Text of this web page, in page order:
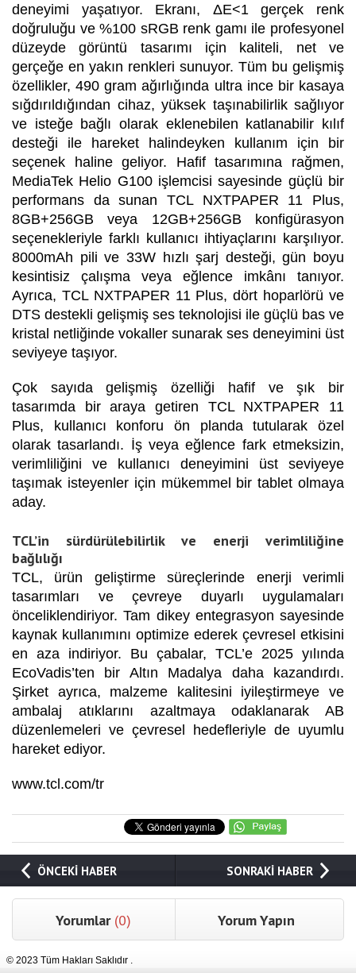
deneyimi yaşatıyor. Ekranı, ΔE<1 gerçek renk
doğruluğu ve %100 sRGB renk gamı ile profesyonel
düzeyde görüntü tasarımı için kaliteli, net ve
gerçeğe en yakın renkleri sunuyor. Tüm bu gelişmiş
özellikler, 490 gram ağırlığında ultra ince bir kasaya
sığdırıldığından cihaz, yüksek taşınabilirlik sağlıyor
ve isteğe bağlı olarak eklenebilen katlanabilir kılıf
desteği ile hareket halindeyken kullanım için bir
seçenek haline geliyor. Hafif tasarımına rağmen,
MediaTek Helio G100 işlemcisi sayesinde güçlü bir
performans da sunan TCL NXTPAPER 11 Plus,
8GB+256GB veya 12GB+256GB konfigürasyon
seçenekleriyle farklı kullanıcı ihtiyaçlarını karşılıyor.
8000mAh pili ve 33W hızlı şarj desteği, gün boyu
kesintisiz çalışma veya eğlence imkânı tanıyor.
Ayrıca, TCL NXTPAPER 11 Plus, dört hoparlörü ve
DTS destekli gelişmiş ses teknolojisi ile güçlü bas ve
kristal netliğinde vokaller sunarak ses deneyimini üst
seviyeye taşıyor.
Çok sayıda gelişmiş özelliği hafif ve şık bir
tasarımda bir araya getiren TCL NXTPAPER 11
Plus, kullanıcı konforu ön planda tutularak özel
olarak tasarlandı. İş veya eğlence fark etmeksizin,
verimliliğini ve kullanıcı deneyimini üst seviyeye
taşımak isteyenler için mükemmel bir tablet olmaya
aday.
TCL’in sürdürülebilirlik ve enerji verimliliğine
bağlılığı
TCL, ürün geliştirme süreçlerinde enerji verimli
tasarımları ve çevreye duyarlı uygulamaları
önceliklendiriyor. Tam dikey entegrasyon sayesinde
kaynak kullanımını optimize ederek çevresel etkisini
en aza indiriyor. Bu çabalar, TCL’e 2025 yılında
EcoVadis’ten bir Altın Madalya daha kazandırdı.
Şirket ayrıca, malzeme kalitesini iyileştirmeye ve
ambalaj atıklarını azaltmaya odaklanarak AB
düzenlemeleri ve çevresel hedefleriyle de uyumlu
hareket ediyor.
www.tcl.com/tr
ÖNCEKİ HABER SONRAKİ HABER
Yorumlar (0) Yorum Yapın
© 2023 Tüm Hakları Saklıdır .